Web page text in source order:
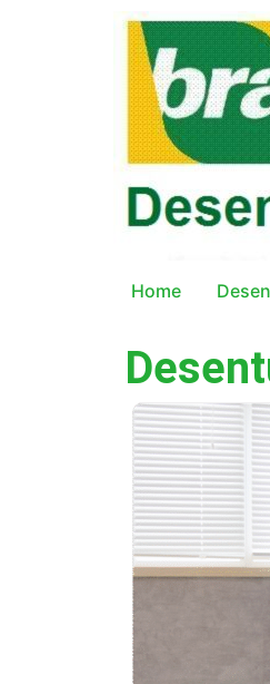
Home